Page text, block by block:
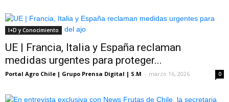
I+D y Conocimiento
UE | Francia, Italia y España reclaman
medidas urgentes para proteger...
Portal Agro Chile | Grupo Prensa Digital | S.M - marzo 16, 2026 0